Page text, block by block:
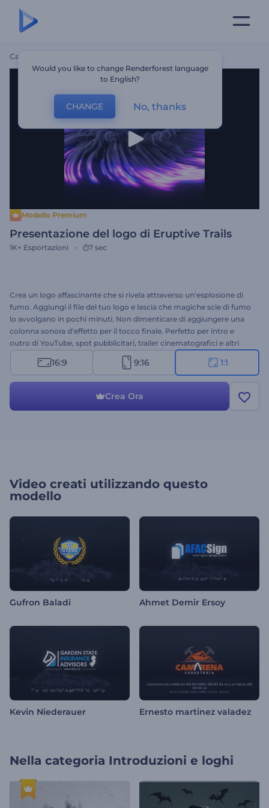
Casa
Modello Premium
Presentazione del logo di Eruptive Trails
1K+ Esportazioni 7 sec
Crea un logo affascinante che si rivela attraverso un'esplosione di
fumo. Aggiungi il file del tuo logo e lascia che magiche scie di fumo
lo avvolgano in pochi minuti. Non dimenticare di aggiungere una
colonna sonora d'effetto per il tocco finale. Perfetto per intro e
outro di YouTube, spot pubblicitari, trailer cinematografici e altri
progetti di tipo cinematografico. Prova subito questo template!
16:9 9:16 1:1
Crea Ora
Video creati utilizzando questo
modello
Gufron Baladi Ahmet Demir Ersoy
Kevin Niederauer Ernesto martinez valadez
Nella categoria Introduzioni e loghi
Would you like to change Renderforest language
to English?
CHANGE No, thanks